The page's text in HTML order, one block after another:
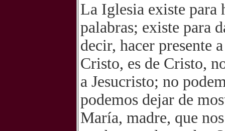
La Iglesia existe para
palabras; existe para
decir, hacer presente
Cristo, es de Cristo,
a Jesucristo; no
podemos dejar de
María, madre, que